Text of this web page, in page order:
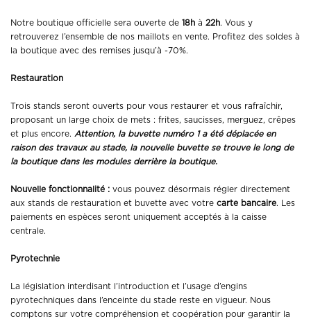
Notre boutique officielle sera ouverte de 18h à 22h. Vous y
retrouverez l’ensemble de nos maillots en vente. Profitez des soldes à
la boutique avec des remises jusqu’à -70%.
Restauration
Trois stands seront ouverts pour vous restaurer et vous rafraîchir,
proposant un large choix de mets : frites, saucisses, merguez, crêpes
et plus encore. Attention, la buvette numéro 1 a été déplacée en
raison des travaux au stade, la nouvelle buvette se trouve le long de
la boutique dans les modules derrière la boutique.
Nouvelle fonctionnalité : vous pouvez désormais régler directement
aux stands de restauration et buvette avec votre carte bancaire. Les
paiements en espèces seront uniquement acceptés à la caisse
centrale.
Pyrotechnie
La législation interdisant l’introduction et l’usage d’engins
pyrotechniques dans l’enceinte du stade reste en vigueur. Nous
comptons sur votre compréhension et coopération pour garantir la